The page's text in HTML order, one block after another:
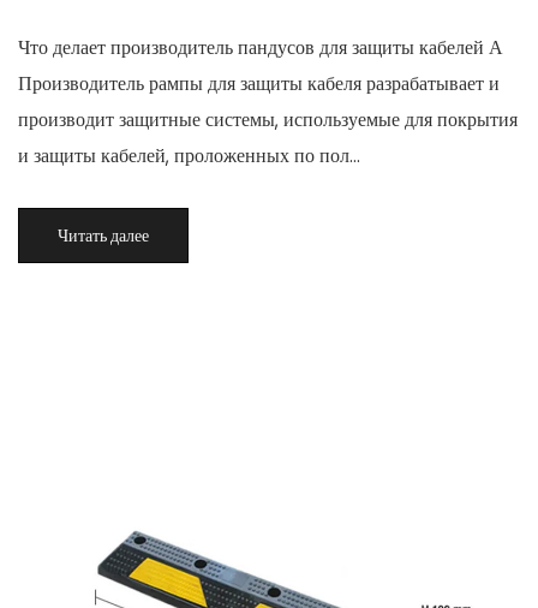
Что делает производитель пандусов для защиты кабелей А
Производитель рампы для защиты кабеля разрабатывает и
производит защитные системы, используемые для покрытия
и защиты кабелей, проложенных по пол...
Читать далее